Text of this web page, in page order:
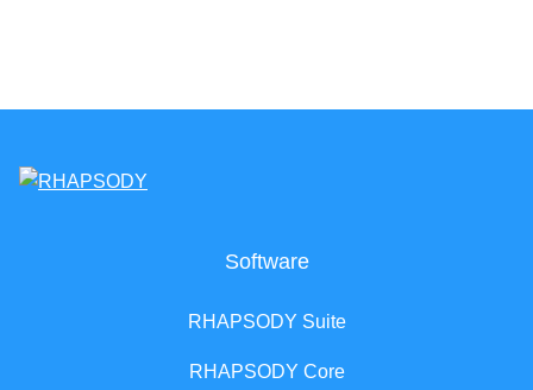
Software
RHAPSODY Suite
RHAPSODY Core